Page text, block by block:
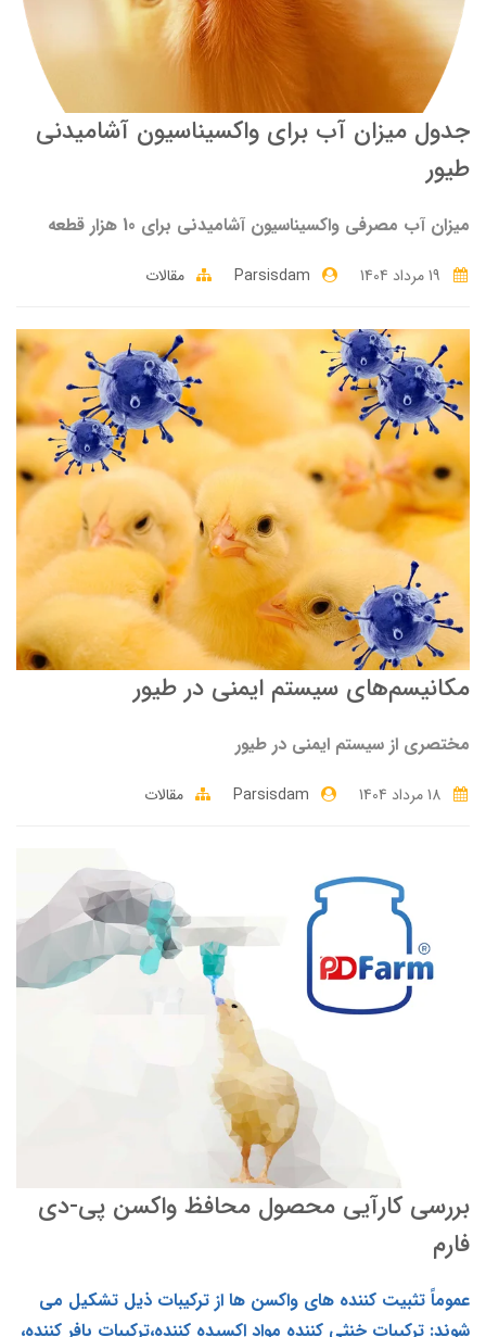
جدول میزان آب برای واکسیناسیون آشامیدنی
طیور
میزان آب مصرفی واکسیناسیون آشامیدنی برای 10 هزار قطعه
Parsisdam مقالات
مکانیسم‌های سیستم ایمنی در طیور
مختصری از سیستم ایمنی در طیور
Parsisdam مقالات
بررسی کارآیی محصول محافظ واکسن پی-دی
فارم
عموماً تثبیت کننده های واکسن ها از ترکیبات ذیل تشکیل می
شوند: ترکیبات خنثی کننده مواد اکسیده کننده،ترکیبات بافر کننده،